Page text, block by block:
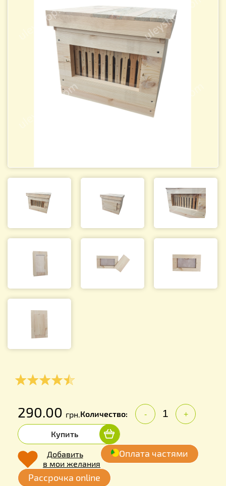
290.00 грн.Количество: - +
Купить
Добавить
в мои желания
Оплата частями
Рассрочка online